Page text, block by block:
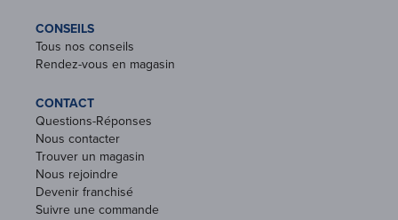
CONSEILS
Tous nos conseils
Rendez-vous en magasin
CONTACT
Questions-Réponses
Nous contacter
Trouver un magasin
Nous rejoindre
Devenir franchisé
Suivre une commande